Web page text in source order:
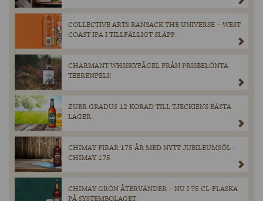
COLLECTIVE ARTS RANSACK THE UNIVERSE – WEST
COAST IPA I TILLFÄLLIGT SLÄPP.
CHARMANT WHISKYFÅGEL FRÅN PRISBELÖNTA
TEERENPELI!
ZUBR GRADUS 12 KORAD TILL TJECKIENS BÄSTA
LAGER.
CHIMAY FIRAR 175 ÅR MED NYTT JUBILEUMSÖL –
CHIMAY 175
CHIMAY GRÖN ÅTERVÄNDER – NU I 75 CL-FLASKA
PÅ SYSTEMBOLAGET.